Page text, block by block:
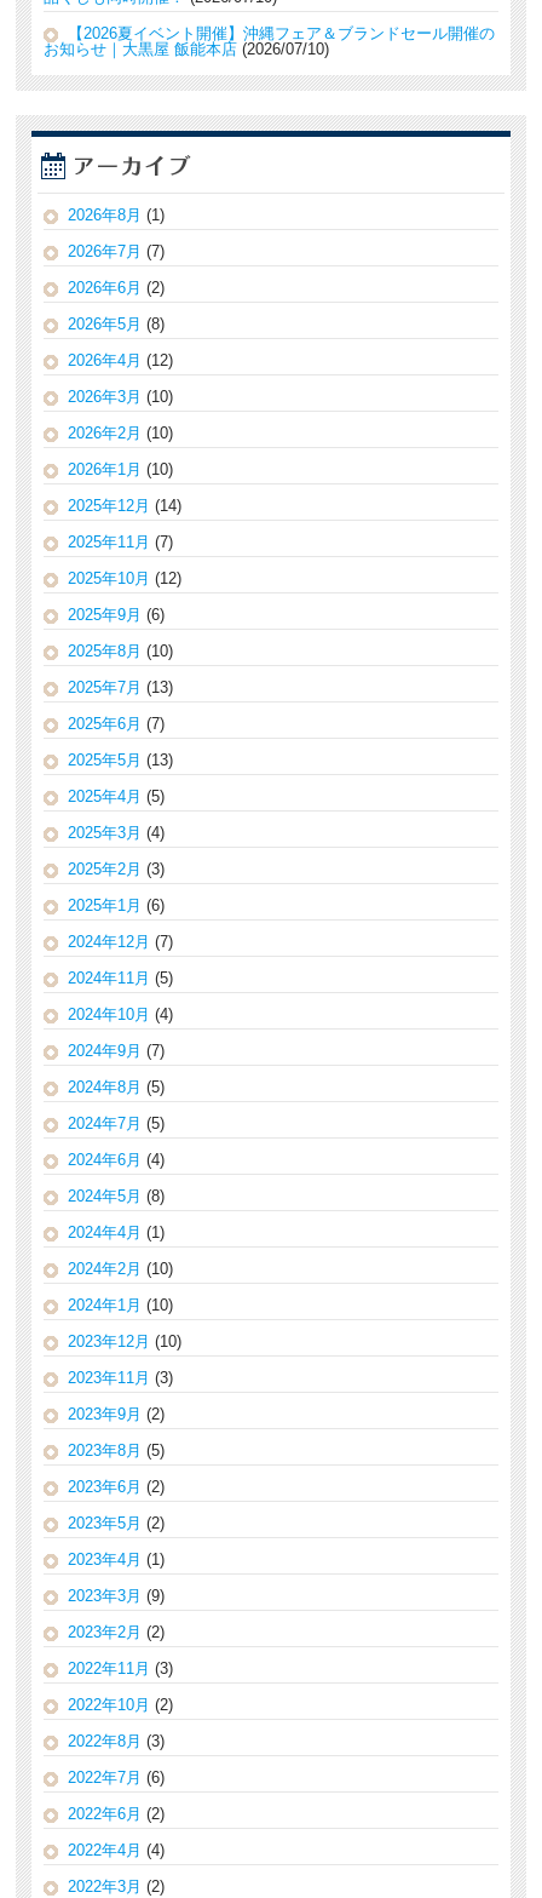
【2026夏イベント開催】沖縄フェア＆ブランドセール開催の
お知らせ｜大黒屋 飯能本店 2026/07/10
2026年8月 (1)
2026年7月 (7)
2026年6月 (2)
2026年5月 (8)
2026年4月 (12)
2026年3月 (10)
2026年2月 (10)
2026年1月 (10)
2025年12月 (14)
2025年11月 (7)
2025年10月 (12)
2025年9月 (6)
2025年8月 (10)
2025年7月 (13)
2025年6月 (7)
2025年5月 (13)
2025年4月 (5)
2025年3月 (4)
2025年2月 (3)
2025年1月 (6)
2024年12月 (7)
2024年11月 (5)
2024年10月 (4)
2024年9月 (7)
2024年8月 (5)
2024年7月 (5)
2024年6月 (4)
2024年5月 (8)
2024年4月 (1)
2024年2月 (10)
2024年1月 (10)
2023年12月 (10)
2023年11月 (3)
2023年9月 (2)
2023年8月 (5)
2023年6月 (2)
2023年5月 (2)
2023年4月 (1)
2023年3月 (9)
2023年2月 (2)
2022年11月 (3)
2022年10月 (2)
2022年8月 (3)
2022年7月 (6)
2022年6月 (2)
2022年4月 (4)
2022年3月 (2)